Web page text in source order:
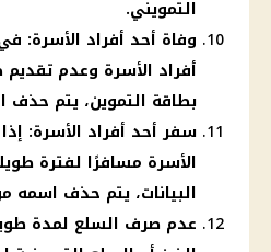
التمويني.
وفاة أحد أفراد الأسرة:
أفراد الأسرة وعدم
بطاقة التموين، يتم حذف
سفر أحد أفراد الأسرة:
الأسرة مسافرًا لفترة
البيانات، يتم حذف اسمه
عدم صرف السلع لمدة